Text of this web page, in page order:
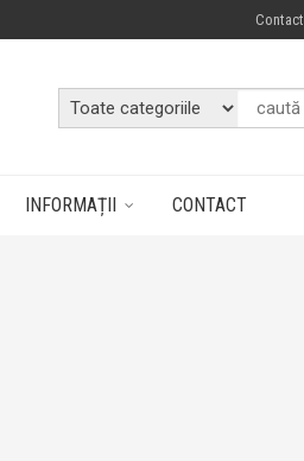
Contact
INFORMAȚII CONTACT